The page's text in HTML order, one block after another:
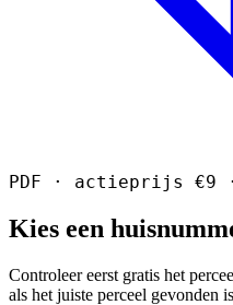
PDF · actieprijs €9
Kies een
Controleer eerst gratis het
als het juiste perceel gevonden